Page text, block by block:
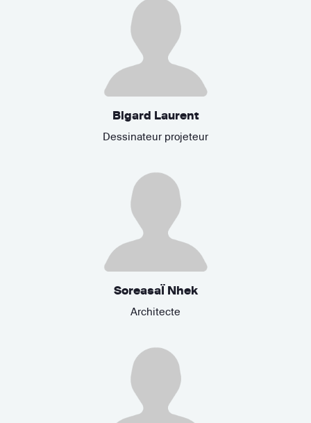
Bigard Laurent
Dessinateur projeteur
SoreasaÏ Nhek
Architecte